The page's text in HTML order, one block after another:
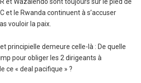
et le Rwanda continuent à s’accuser
vouloir la paix.
principielle demeure celle-là : De quelle
pour obliger les 2 dirigeants à
ce « deal pacifique » ?